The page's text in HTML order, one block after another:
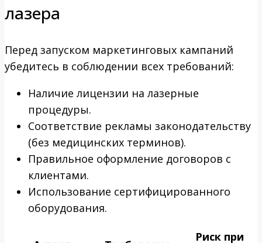
лазера
Перед запуском маркетинговых кампаний
убедитесь в соблюдении всех требований:
Наличие лицензии на лазерные
процедуры.
Соответствие рекламы законодательству
(без медицинских терминов).
Правильное оформление договоров с
клиентами.
Использование сертифицированного
оборудования.
Риск при